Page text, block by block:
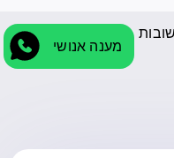
מענה אנושי